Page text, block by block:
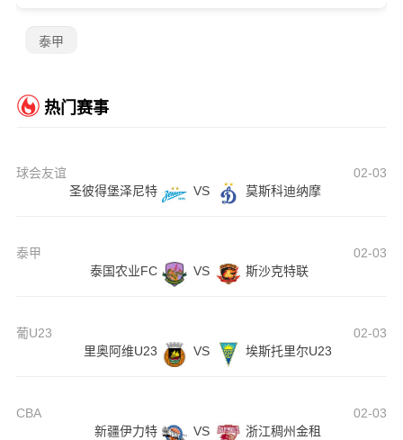
泰甲
热门赛事
球会友谊
02-03
圣彼得堡泽尼特
VS 莫斯科迪纳摩
泰甲
02-03
泰国农业FC
VS 斯沙克特联
葡U23
02-03
里奥阿维U23
VS 埃斯托里尔U23
CBA
02-03
新疆伊力特
VS 浙江稠州金租